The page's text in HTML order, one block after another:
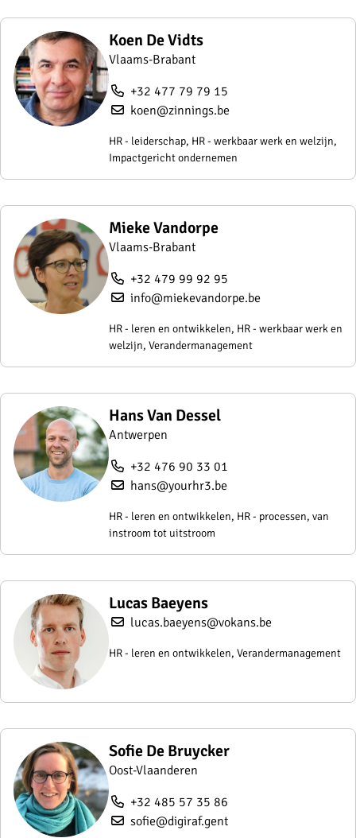
Koen De Vidts
Vlaams-Brabant
+32 477 79 79 15
koen@zinnings.be
HR - leiderschap, HR - werkbaar werk en welzijn,
Impactgericht ondernemen
Mieke Vandorpe
Vlaams-Brabant
+32 479 99 92 95
info@miekevandorpe.be
HR - leren en ontwikkelen, HR - werkbaar werk en
welzijn, Verandermanagement
Hans Van Dessel
Antwerpen
+32 476 90 33 01
hans@yourhr3.be
HR - leren en ontwikkelen, HR - processen, van
instroom tot uitstroom
Lucas Baeyens
lucas.baeyens@vokans.be
HR - leren en ontwikkelen, Verandermanagement
Sofie De Bruycker
Oost-Vlaanderen
+32 485 57 35 86
sofie@digiraf.gent